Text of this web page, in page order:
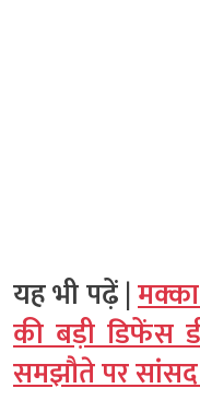
यह भी पढ़ें |
की बड़ी डिफेंस
समझौते पर